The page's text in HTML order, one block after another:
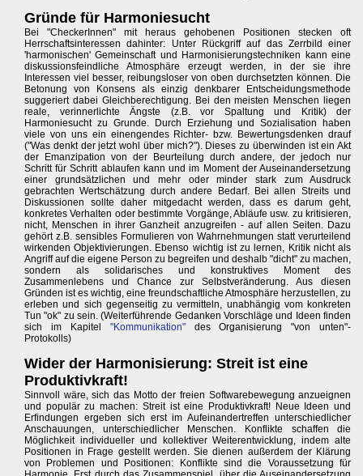
Gründe für Harmoniesucht
Bei "CheckerInnen" mit heraus gehobenen Positionen stecken oft
Herrschaftsinteressen dahinter: Unter Rückgriff auf das Zerrbild einer
'harmonischen' Gemeinschaft und Harmonisierungstechniken kann eine
diskussionsfeindliche Atmosphäre erzeugt werden, in der sie ihre
Interessen viel besser, reibungsloser von oben durchsetzten können. Die
Betonung von Konsens als einzig denkbarer Entscheidungsmethode
suggeriert dabei Gleichberechtigung. Bei den meisten Menschen liegen
reale, verinnerlichte Ängste (z.B. vor Spaltung und Kritik) der
Harmoniesucht zu Grunde. Durch Erziehung und Sozialisation haben
viele von uns ein einengendes Richter- bzw. Bewertungsdenken drauf
("Was denkt der jetzt wohl über mich?"). Dieses zu überwinden ist ein Akt
der Emanzipation von der Beurteilung durch andere, der jedoch nur
Schritt für Schritt ablaufen kann und im Moment der Auseinandersetzung
einer grundsätzlichen und mehr oder minder stark zum Ausdruck
gebrachten Wertschätzung durch andere Bedarf. Bei allen Streits und
Diskussionen sollte daher mitgedacht werden, dass es darum geht,
konkretes Verhalten oder bestimmte Vorgänge, Abläufe usw. zu kritisieren,
nicht, Menschen in ihrer Ganzheit anzugreifen - auf allen Seiten. Dazu
gehört z.B. sensibles Formulieren von Wahrnehmungen statt verurteilend
wirkenden Objektivierungen. Ebenso wichtig ist zu lernen, Kritik nicht als
Angriff auf die eigene Person zu begreifen und deshalb "dicht" zu machen,
sondern als solidarisches und konstruktives Moment des
Zusammenlebens und Chance zur Selbstveränderung. Aus diesen
Gründen ist es wichtig, eine freundschaftliche Atmosphäre herzustellen, zu
erleben und sich gegenseitig zu vermitteln, unabhängig vom konkreten
Tun "ok" zu sein. (Weiterführende Gedanken Vorschläge und Ideen finden
sich im Kapitel "Kommunikation"des Organisierung "von unten"-
Protokolls)
Wider der Harmonisierung: Streit ist eine
Produktivkraft!
Sinnvoll wäre, sich das Motto der freien Softwarebewegung anzueignen
und populär zu machen: Streit ist eine Produktivkraft! Neue Ideen und
Erfindungen ergeben sich erst im Aufeinandertreffen unterschiedlicher
Anschauungen, unterschiedlicher Menschen. Konflikte schaffen die
Möglichkeit individueller und kollektiver Weiterentwicklung, indem alte
Positionen in Frage gestellt werden. Sie dienen außerdem der Klärung
von Problemen und Positionen: Konflikte sind die Voraussetzung für